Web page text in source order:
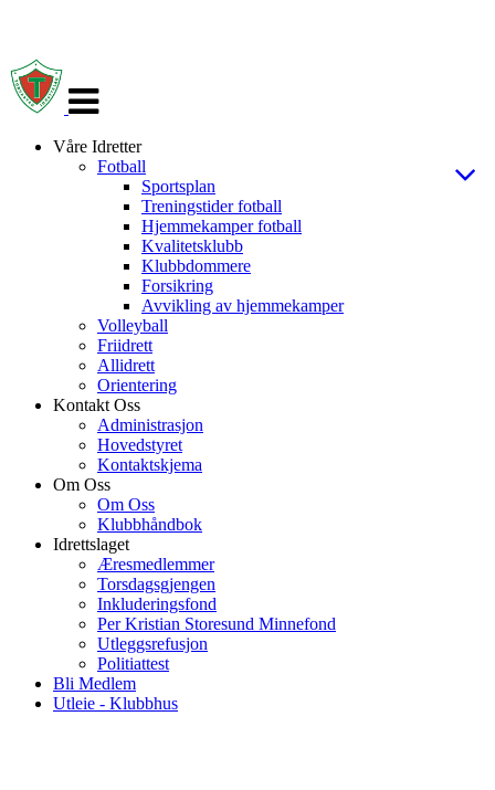
navigasjon
Våre Idretter
Fotball
Sportsplan
Treningstider fotball
Hjemmekamper fotball
Kvalitetsklubb
Klubbdommere
Forsikring
Avvikling av hjemmekamper
Volleyball
Friidrett
Allidrett
Orientering
Kontakt Oss
Administrasjon
Hovedstyret
Kontaktskjema
Om Oss
Om Oss
Klubbhåndbok
Idrettslaget
Æresmedlemmer
Torsdagsgjengen
Inkluderingsfond
Per Kristian Storesund Minnefond
Utleggsrefusjon
Politiattest
Bli Medlem
Utleie - Klubbhus